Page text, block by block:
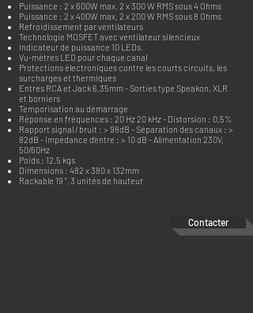
Contacter
Puissance : 2 x 600W max, 2 x 300 W RMS sous 4 Ohms
Puissance : 2 x 400W max, 2 x 200 W RMS sous 8 Ohms
Refroidissement par ventilateurs
Technologie MOSFET avec ventilateur silencieux
Indicateur de puissance 10 LEDs.
Vu-mètres LED pour chaque canal
Protections électroniques contre les courts circuits, les
surcharges et thermiques
Entres RCA et Jack 6,35mm - Sorties type Speakon, XLR
et borniers
Temporisation au démarrage
Réponse en fréquences : 20 Hz 20 kHz - Distorsion : 0,5%
Rapport signal / bruit : > 98dB - Séparation des canaux : >
82dB - Impédance d'entre : > 10 dB - Alimentation 230V,
50/60Hz
Poids : 12.5 kgs
Dimensions : 482 x 380 x 132mm
Rackable 19 ", 3 unités de hauteur